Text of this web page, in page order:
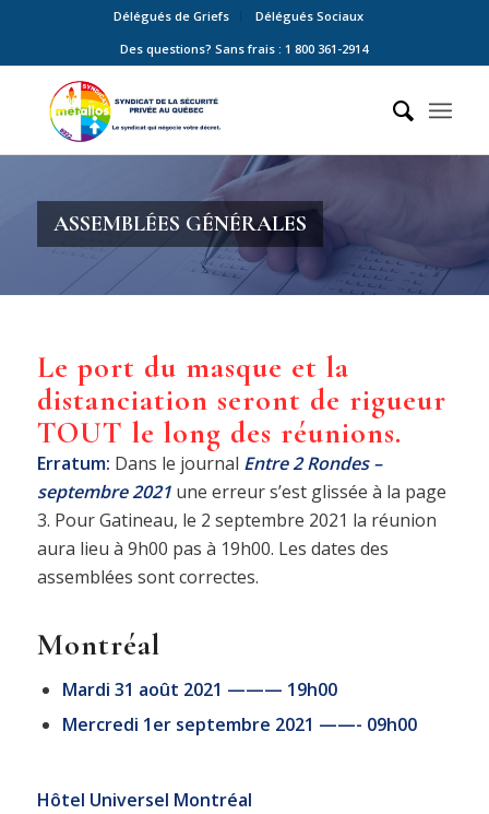
Délégués de Griefs
Délégués Sociaux
Des questions? Sans frais : 1 800 361-2914
ASSEMBLÉES GÉNÉRALES
Le port du masque et la
distanciation seront de rigueur
TOUT le long des réunions.
Erratum: Dans le journal Entre 2 Rondes –
septembre 2021 une erreur s’est glissée à la page
3. Pour Gatineau, le 2 septembre 2021 la réunion
aura lieu à 9h00 pas à 19h00. Les dates des
assemblées sont correctes.
Montréal
Mardi 31 août 2021 ——— 19h00
Mercredi 1er septembre 2021 ——- 09h00
Hôtel Universel Montréal